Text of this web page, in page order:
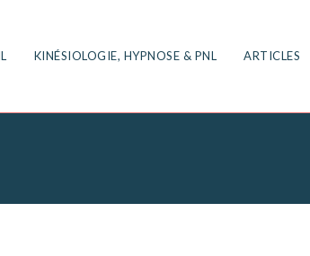
KINÉSIOLOGIE, HYPNOSE & PNL ARTICLES